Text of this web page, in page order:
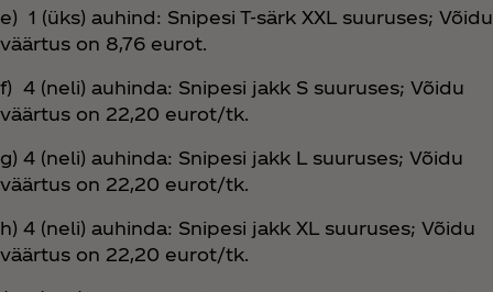
e) 1 (üks) auhind: Snipesi T-särk XXL suuruses; Võidu
väärtus on 8,76 eurot.
f) 4 (neli) auhinda: Snipesi jakk S suuruses; Võidu
väärtus on 22,20 eurot/tk.
g) 4 (neli) auhinda: Snipesi jakk L suuruses; Võidu
väärtus on 22,20 eurot/tk.
h) 4 (neli) auhinda: Snipesi jakk XL suuruses; Võidu
väärtus on 22,20 eurot/tk.